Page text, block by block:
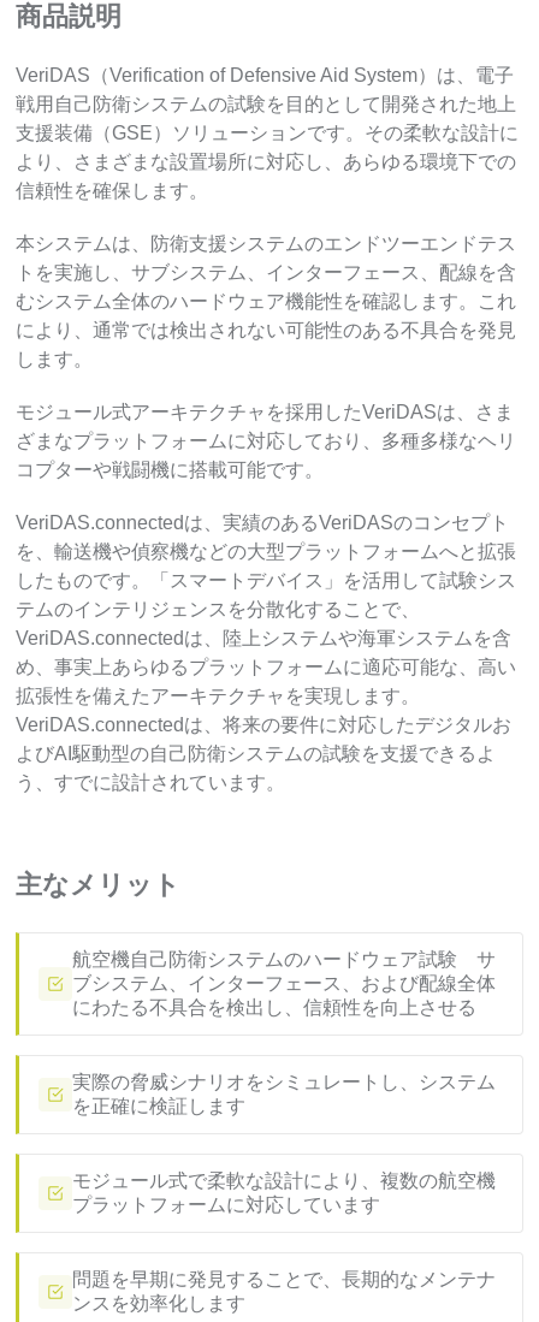
商品説明
VeriDAS（Verification of Defensive Aid System）は、電子
戦用自己防衛システムの試験を目的として開発された地上
支援装備（GSE）ソリューションです。その柔軟な設計に
より、さまざまな設置場所に対応し、あらゆる環境下での
信頼性を確保します。
本システムは、防衛支援システムのエンドツーエンドテス
トを実施し、サブシステム、インターフェース、配線を含
むシステム全体のハードウェア機能性を確認します。これ
により、通常では検出されない可能性のある不具合を発見
します。
モジュール式アーキテクチャを採用したVeriDASは、さま
ざまなプラットフォームに対応しており、多種多様なヘリ
コプターや戦闘機に搭載可能です。
VeriDAS.connectedは、実績のあるVeriDASのコンセプト
を、輸送機や偵察機などの大型プラットフォームへと拡張
したものです。「スマートデバイス」を活用して試験シス
テムのインテリジェンスを分散化することで、
VeriDAS.connectedは、陸上システムや海軍システムを含
め、事実上あらゆるプラットフォームに適応可能な、高い
拡張性を備えたアーキテクチャを実現します。
VeriDAS.connectedは、将来の要件に対応したデジタルお
よびAI駆動型の自己防衛システムの試験を支援できるよ
う、すでに設計されています。
主なメリット
航空機自己防衛システムのハードウェア試験 サ
ブシステム、インターフェース、および配線全体
にわたる不具合を検出し、信頼性を向上させる
実際の脅威シナリオをシミュレートし、システム
を正確に検証します
モジュール式で柔軟な設計により、複数の航空機
プラットフォームに対応しています
問題を早期に発見することで、長期的なメンテナ
ンスを効率化します